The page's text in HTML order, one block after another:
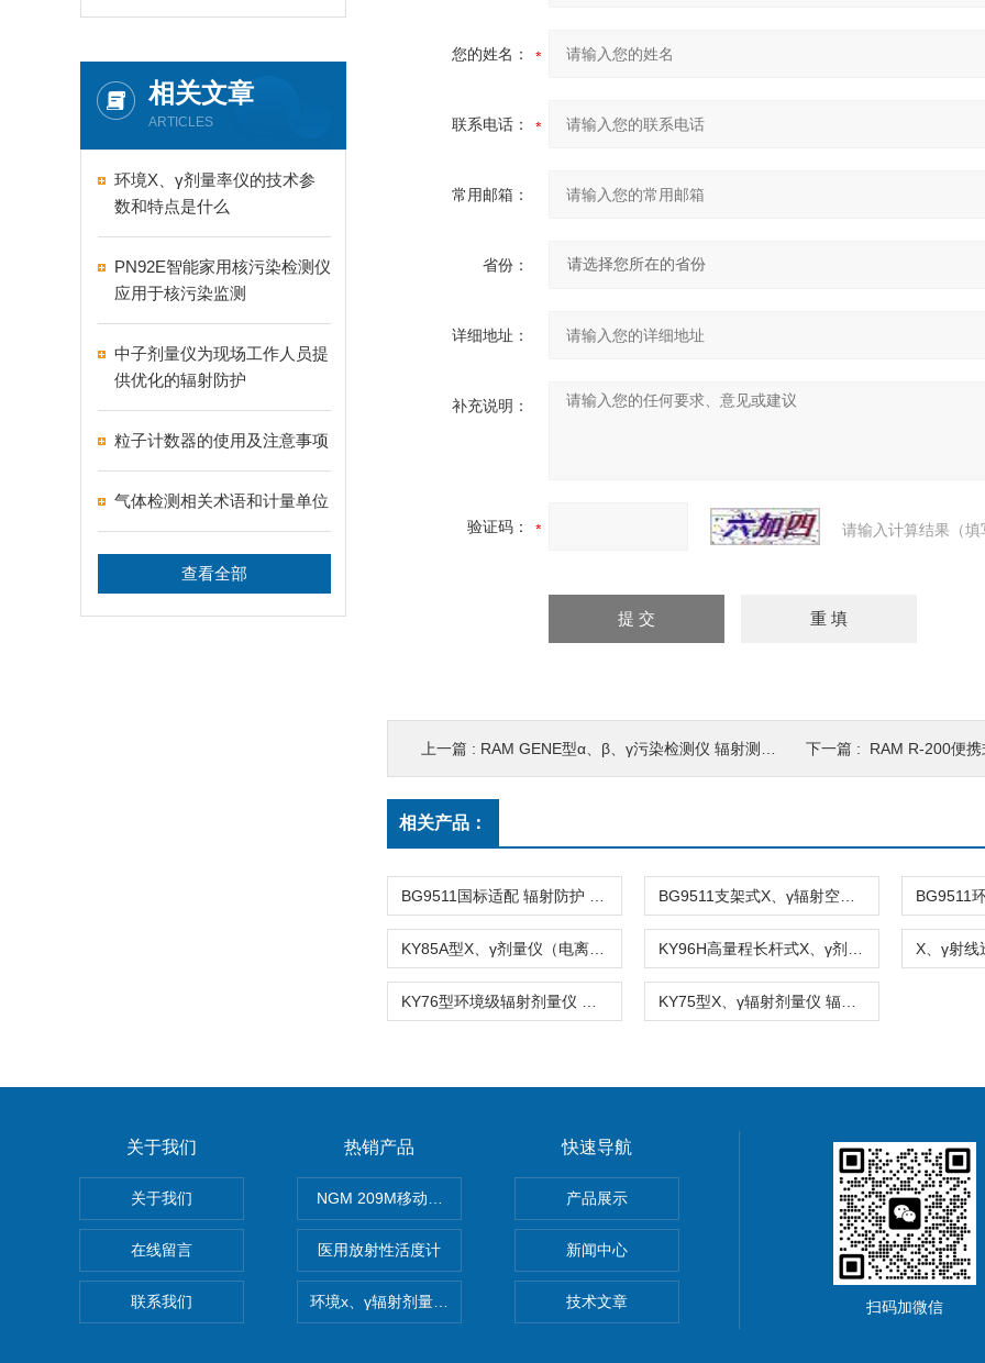
相关文章
ARTICLES
环境X、γ剂量率仪的技术参
数和特点是什么
PN92E智能家用核污染检测仪
应用于核污染监测
中子剂量仪为现场工作人员提
供优化的辐射防护
粒子计数器的使用及注意事项
气体检测相关术语和计量单位
查看全部
您的姓名：
联系电话：
常用邮箱：
省份：
详细地址：
补充说明：
验证码： 请输入计算结果（
上一篇 : RAM GENE型α、β、γ污染检测仪 辐射测量仪 下一篇 : RAM R-200便携式
相关产品：
关于我们
关于我们
在线留言
联系我们
热销产品
NGM 209M移动式惰性气体监测仪 辐射测量仪
医用放射性活度计
环境x、γ辐射剂量率仪
快速导航
产品展示
新闻中心
技术文章 扫码加微信